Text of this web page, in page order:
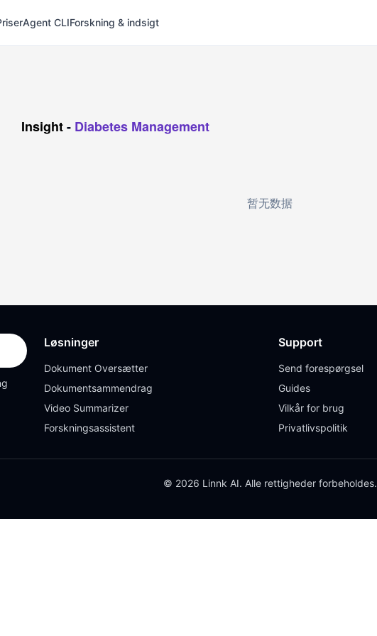
Agent CLIForskning & indsigt
Insight- Diabetes Management
暂无数据
Løsninger
Dokument Oversætter
Dokumentsammendrag
Video Summarizer
Forskningsassistent
Support
Send forespørgsel
Guides
Vilkår for brug
Privatlivspolitik
© 2026 Linnk AI. Alle rettigheder forbeholdes.